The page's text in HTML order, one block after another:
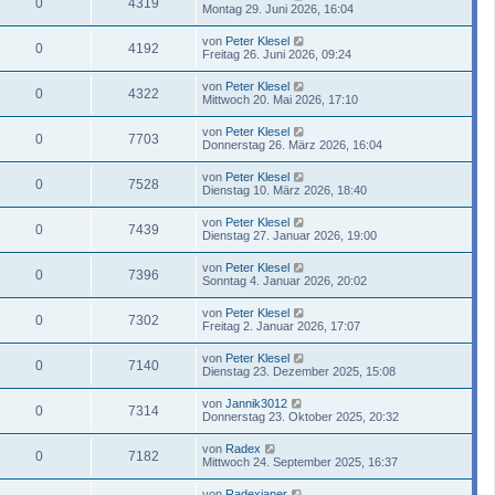
0 4319
Montag 29. Juni 2026, 16:04
0 4192 von Peter Klesel
Freitag 26. Juni 2026, 09:24
0 4322 von Peter Klesel
Mittwoch 20. Mai 2026, 17:10
0 7703 von Peter Klesel
Donnerstag 26. März 2026, 16:04
0 7528 von Peter Klesel
Dienstag 10. März 2026, 18:40
0 7439 von Peter Klesel
Dienstag 27. Januar 2026, 19:00
0 7396 von Peter Klesel
Sonntag 4. Januar 2026, 20:02
0 7302 von Peter Klesel
Freitag 2. Januar 2026, 17:07
0 7140 von Peter Klesel
Dienstag 23. Dezember 2025, 15:08
0 7314 von Jannik3012
Donnerstag 23. Oktober 2025, 20:32
0 7182 von Radex
Mittwoch 24. September 2025, 16:37